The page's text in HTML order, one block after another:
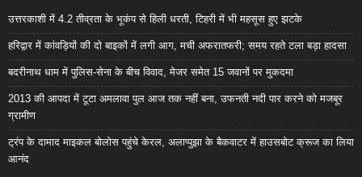
उत्तरकाशी में 4.2 तीव्रता के भूकंप से हिली धरती, टिहरी में भी महसूस हुए झटके
हरिद्वार में कांवड़ियों की दो बाइकों में लगी आग, मची अफरातफरी; समय रहते टला बड़ा हादसा
बदरीनाथ धाम में पुलिस-सेना के बीच विवाद, मेजर समेत 15 जवानों पर मुकदमा
2013 की आपदा में टूटा अमलावा पुल आज तक नहीं बना, उफनती नदी पार करने को मजबूर
ग्रामीण
ट्रंप के दामाद माइकल बोलोस पहुंचे केरल, अलाप्पुझा के बैकवाटर में हाउसबोट क्रूज का लिया
आनंद